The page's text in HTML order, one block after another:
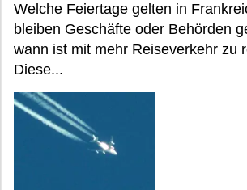
Welche Feiertage gelten in
bleiben Geschäfte oder Behörden
wann ist mit mehr Reiseverkehr zu
Diese...